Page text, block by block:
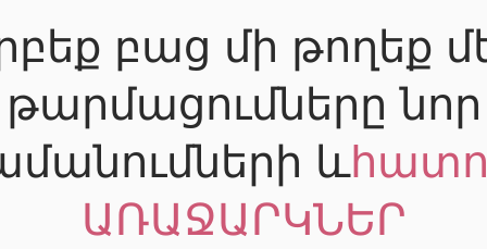
բաց մի թողեք
թարմացումները նոր
և
ԱՌԱՋԱՐԿՆԵՐ